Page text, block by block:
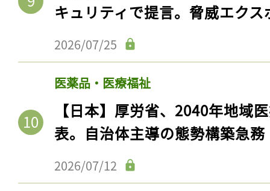
キュリティで提言。脅威エク
2026/07/25
医薬品・医療福祉
【日本】厚労省、2040年地域
表。自治体主導の態勢構築急務
2026/07/12